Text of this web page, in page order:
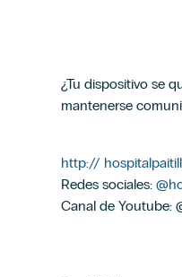
¿Tu dispositivo se
mantenerse
http://
Redes sociales:
Canal de Youtube: